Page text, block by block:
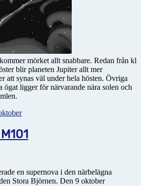
mörket allt snabbare. Redan från kl
blir planeten Jupiter allt mer
att synas väl under hela hösten. Övriga
ögat ligger för närvarande nära solen och
en supernova i den närbelägna
Stora Björnen. Den 9 oktober